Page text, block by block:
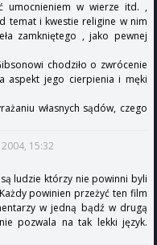
umocnieniem w wierze itd. ,
temat i kwestie religine w nim
zamkniętego , jako pewnej
chodziło o zwrócenie
aspekt jego cierpienia i męki
własnych sądów, czego
15:32
ludzie którzy nie powinni byli
powinien przeżyć ten film
w jedną bądź w drugą
pozwala na tak lekki język.